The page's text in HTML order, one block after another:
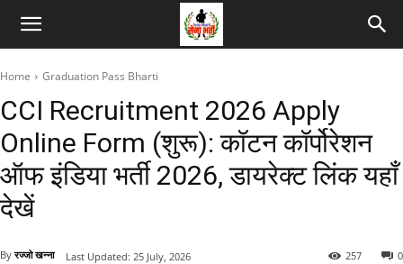
Home Graduation Pass Bharti
CCI Recruitment 2026 Apply
Online Form (शुरू): कॉटन कॉर्पोरेशन
ऑफ इंडिया भर्ती 2026, डायरेक्ट लिंक यहाँ
देखें
By रज्जो खन्ना 0
257
Last Updated: 25 July, 2026